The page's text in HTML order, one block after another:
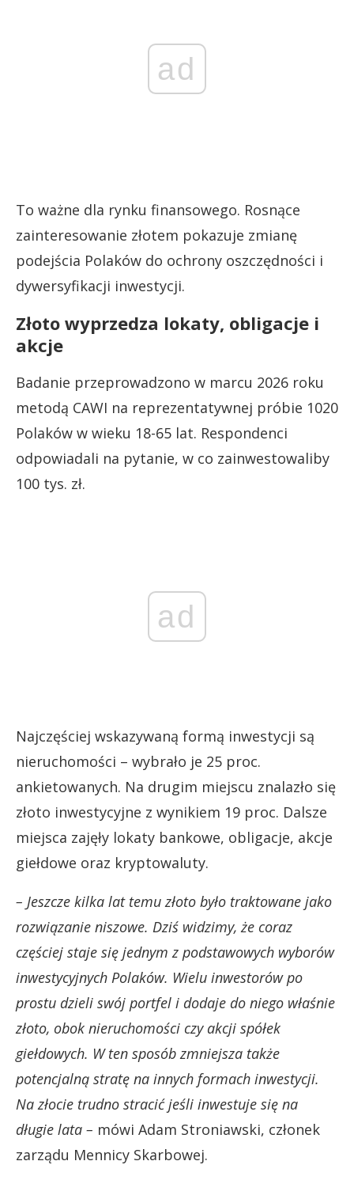
ad
To ważne dla rynku finansowego. Rosnące
zainteresowanie złotem pokazuje zmianę
podejścia Polaków do ochrony oszczędności i
dywersyfikacji inwestycji.
Złoto wyprzedza lokaty, obligacje i
akcje
Badanie przeprowadzono w marcu 2026 roku
metodą CAWI na reprezentatywnej próbie 1020
Polaków w wieku 18-65 lat. Respondenci
odpowiadali na pytanie, w co zainwestowaliby
100 tys. zł.
ad
Najczęściej wskazywaną formą inwestycji są
nieruchomości – wybrało je 25 proc.
ankietowanych. Na drugim miejscu znalazło się
złoto inwestycyjne z wynikiem 19 proc. Dalsze
miejsca zajęły lokaty bankowe, obligacje, akcje
giełdowe oraz kryptowaluty.
– Jeszcze kilka lat temu złoto było traktowane jako
rozwiązanie niszowe. Dziś widzimy, że coraz
częściej staje się jednym z podstawowych wyborów
inwestycyjnych Polaków. Wielu inwestorów po
prostu dzieli swój portfel i dodaje do niego właśnie
złoto, obok nieruchomości czy akcji spółek
giełdowych. W ten sposób zmniejsza także
potencjalną stratę na innych formach inwestycji.
Na złocie trudno stracić jeśli inwestuje się na
długie lata – mówi Adam Stroniawski, członek
zarządu Mennicy Skarbowej.